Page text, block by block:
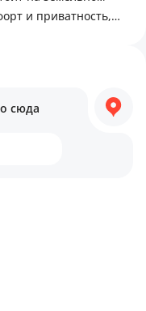
и приватность,
жизни в этом
центры, зелёные
сюда